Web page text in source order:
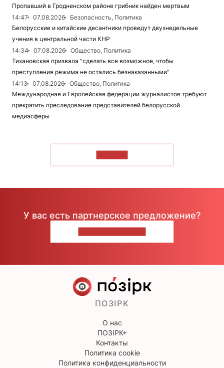
Пропавший в Гродненском районе грибник найден мертвым
14:47
07.08.2026
Безопасность, Политика
Белорусские и китайские десантники проведут двухнедельные
учения в центральной части КНР
14:34
07.08.2026
Общество, Политика
Тихановская призвала "сделать все возможное, чтобы
преступления режима не остались безнаказанными"
14:13
07.08.2026
Общество, Политика
Международная и Европейская федерации журналистов требуют
прекратить преследование представителей белорусской
медиасферы
У вас есть партнерское предложение?
ПОЗІРК
О нас
ПОЗІРК+
Контакты
Политика cookie
Политика конфиденциальности